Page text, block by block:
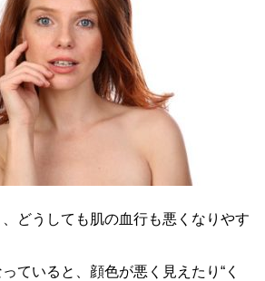
どうしても肌の血行も悪くなりやす
ていると、顔色が悪く見えたり“く